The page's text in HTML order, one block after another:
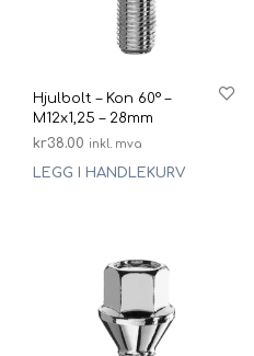
Hjulbolt – Kon 60° –
M12x1,25 – 28mm
kr38.00 inkl. mva
LEGG I HANDLEKURV